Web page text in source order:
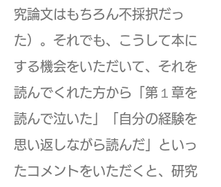
究論文はもちろん不採択だっ
た）。それでも、こうして本に
する機会をいただいて、それを
読んでくれた方から「第１章を
読んで泣いた」「自分の経験を
思い返しながら読んだ」といっ
たコメントをいただくと、研究